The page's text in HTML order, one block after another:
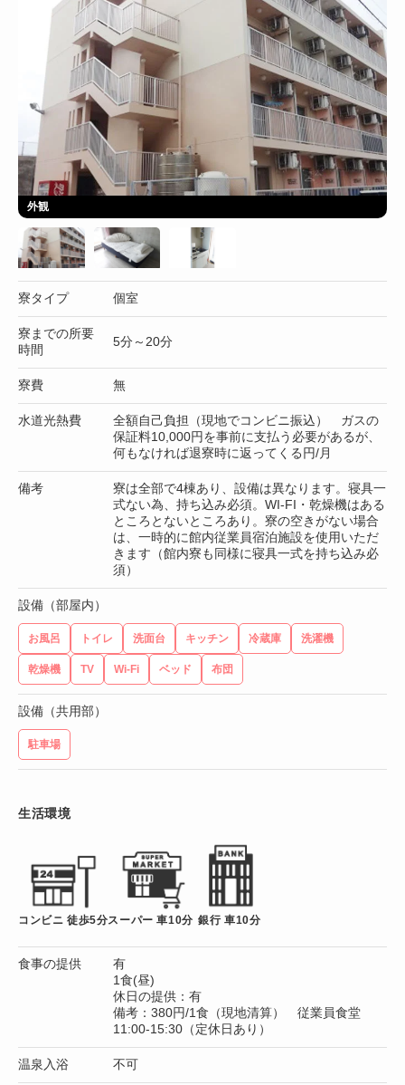
外観
寮タイプ 個室
寮までの所要
時間
5分～20分
寮費 無
水道光熱費
全額自己負担（現地でコンビニ振込） ガスの
保証料10,000円を事前に支払う必要があるが、
何もなければ退寮時に返ってくる円/月
備考
寮は全部で4棟あり、設備は異なります。寝具一
式ない為、持ち込み必須。WI-FI・乾燥機はある
ところとないところあり。寮の空きがない場合
は、一時的に館内従業員宿泊施設を使用いただ
きます（館内寮も同様に寝具一式を持ち込み必
須）
設備（部屋内）
お風呂 トイレ 洗面台 キッチン 冷蔵庫 洗濯機
乾燥機 TV Wi-Fi ベッド 布団
設備（共用部）
駐車場
生活環境
コンビニ 徒歩5分スーパー 車10分 銀行 車10分
食事の提供
有
1食(昼)
休日の提供：有
備考：380円/1食（現地清算） 従業員食堂
11:00-15:30（定休日あり）
温泉入浴 不可